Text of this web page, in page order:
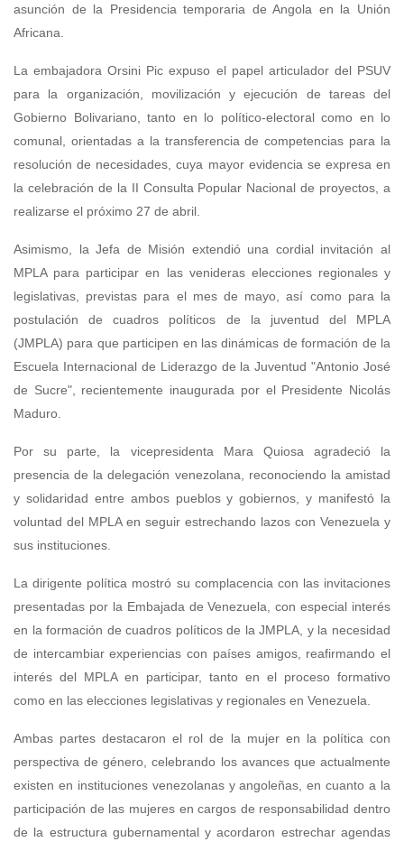
asunción de la Presidencia temporaria de Angola en la Unión
Africana.
La embajadora Orsini Pic expuso el papel articulador del PSUV
para la organización, movilización y ejecución de tareas del
Gobierno Bolivariano, tanto en lo político-electoral como en lo
comunal, orientadas a la transferencia de competencias para la
resolución de necesidades, cuya mayor evidencia se expresa en
la celebración de la II Consulta Popular Nacional de proyectos, a
realizarse el próximo 27 de abril.
Asimismo, la Jefa de Misión extendió una cordial invitación al
MPLA para participar en las venideras elecciones regionales y
legislativas, previstas para el mes de mayo, así como para la
postulación de cuadros políticos de la juventud del MPLA
(JMPLA) para que participen en las dinámicas de formación de la
Escuela Internacional de Liderazgo de la Juventud "Antonio José
de Sucre", recientemente inaugurada por el Presidente Nicolás
Maduro.
Por su parte, la vicepresidenta Mara Quiosa agradeció la
presencia de la delegación venezolana, reconociendo la amistad
y solidaridad entre ambos pueblos y gobiernos, y manifestó la
voluntad del MPLA en seguir estrechando lazos con Venezuela y
sus instituciones.
La dirigente política mostró su complacencia con las invitaciones
presentadas por la Embajada de Venezuela, con especial interés
en la formación de cuadros políticos de la JMPLA, y la necesidad
de intercambiar experiencias con países amigos, reafirmando el
interés del MPLA en participar, tanto en el proceso formativo
como en las elecciones legislativas y regionales en Venezuela.
Ambas partes destacaron el rol de la mujer en la política con
perspectiva de género, celebrando los avances que actualmente
existen en instituciones venezolanas y angoleñas, en cuanto a la
participación de las mujeres en cargos de responsabilidad dentro
de la estructura gubernamental y acordaron estrechar agendas